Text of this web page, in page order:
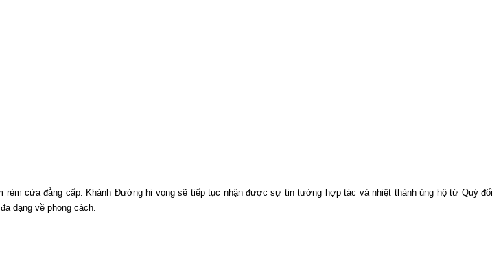
cửa đẳng cấp. Khánh Đường hi vọng sẽ tiếp tục nhận được sự tin tưởng hợp tác và nhiệt thành ủng hộ từ Quý đối
dạng về phong cách.